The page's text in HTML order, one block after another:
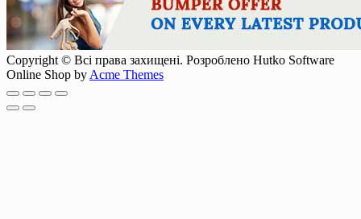
Copyright © Всі права захищені. Розроблено Hutko Software
Online Shop by Acme Themes
Scroll
Up